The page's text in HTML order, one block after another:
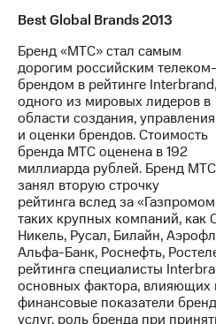
Best Global Brands 2013
Бренд «МТС» стал самым
дорогим российским телеком-
брендом в рейтинге Interbrand,
одного из мировых лидеров в
области создания, управления
и оценки брендов. Стоимость
бренда МТС оценена в 192
миллиарда рублей. Бренд МТС
занял вторую строчку
рейтинга вслед за
таких крупных компаний, как
Никель, Русал, Билайн,
Альфа-Банк, Роснефть,
рейтинга специалисты
основных фактора, влияющих
финансовые показатели
услуг, роль бренда при